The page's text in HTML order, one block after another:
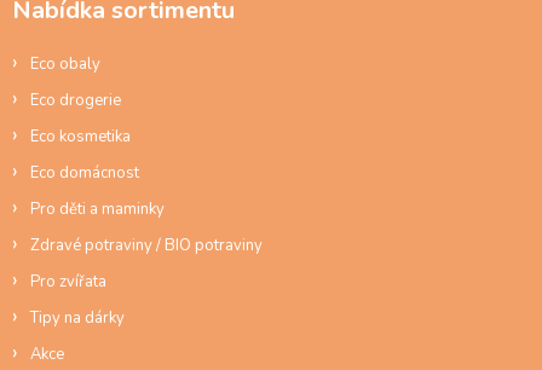
Nabídka sortimentu
Eco obaly
Eco drogerie
Eco kosmetika
Eco domácnost
Pro děti a maminky
Zdravé potraviny / BIO potraviny
Pro zvířata
Tipy na dárky
Akce